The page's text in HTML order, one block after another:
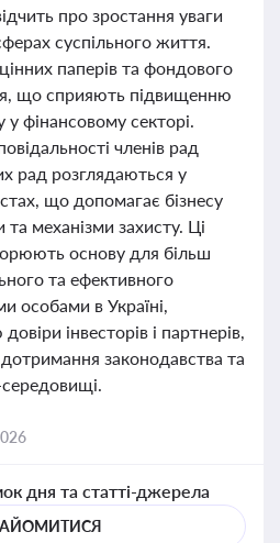
про зростання уваги
суспільного життя.
паперів та фондового
що сприяють підвищенню
у фінансовому секторі.
членів рад
рад розглядаються у
що допомагає бізнесу
механізми захисту. Ці
основу для більш
та ефективного
особами в Україні,
інвесторів і партнерів,
законодавства та
дня та статті-джерела